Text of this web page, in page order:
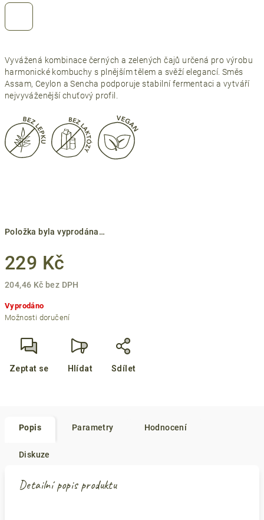
Vyvážená kombinace černých a zelených čajů určená pro výrobu
harmonické kombuchy s plnějším tělem a svěží elegancí. Směs
Assam, Ceylon a Sencha podporuje stabilní fermentaci a vytváří
nejvyváženější chuťový profil.
Položka byla vyprodána…
229 Kč
204,46 Kč bez DPH
cena:
Vyprodáno
Možnosti doručení
Zeptat se Hlídat Sdílet
Popis Parametry Hodnocení
Diskuze
Detailní popis produktu